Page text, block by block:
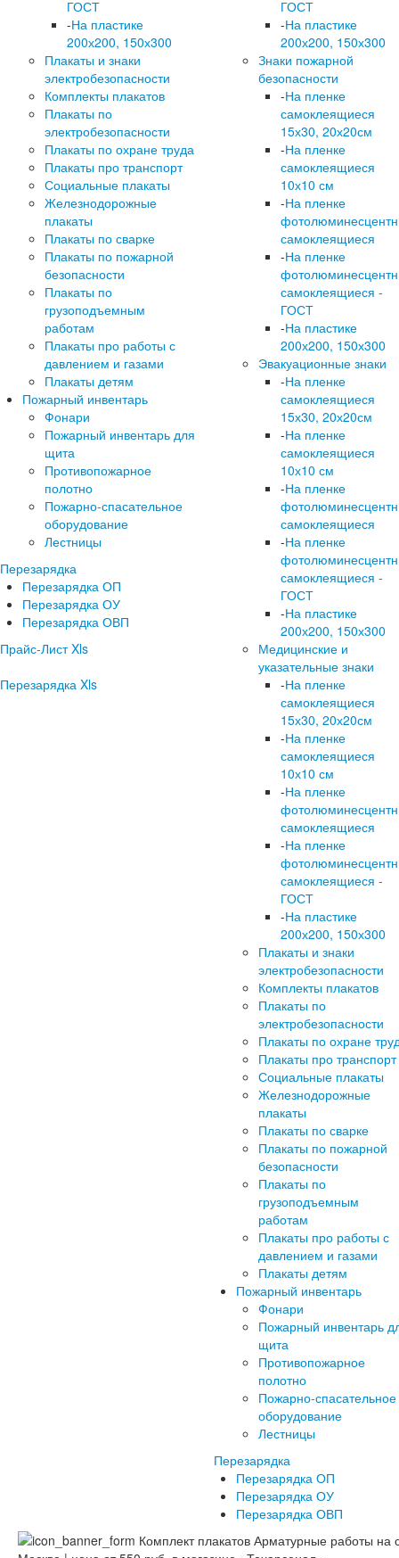
ГОСТ
-На пластике
200х200, 150х300
Плакаты и знаки
электробезопасности
Комплекты плакатов
Плакаты по
электробезопасности
Плакаты по охране труда
Плакаты про транспорт
Социальные плакаты
Железнодорожные
плакаты
Плакаты по сварке
Плакаты по пожарной
безопасности
Плакаты по
грузоподъемным
работам
Плакаты про работы с
давлением и газами
Плакаты детям
Пожарный инвентарь
Фонари
Пожарный инвентарь для
щита
Противопожарное
полотно
Пожарно-спасательное
оборудование
Лестницы
Перезарядка
Перезарядка ОП
Перезарядка ОУ
Перезарядка ОВП
Прайс-Лист Xls
Перезарядка Xls
ГОСТ
-На пластике
200х200, 150х300
Знаки пожарной
безопасности
-На пленке
самоклеящиеся
15х30, 20х20см
-На пленке
самоклеящиеся
10х10 см
-На пленке
самоклеящиеся
-На пленке
самоклеящиеся -
ГОСТ
-На пластике
200х200, 150х300
Эвакуационные знаки
-На пленке
самоклеящиеся
15х30, 20х20см
-На пленке
самоклеящиеся
10х10 см
-На пленке
самоклеящиеся
-На пленке
самоклеящиеся -
ГОСТ
-На пластике
200х200, 150х300
Медицинские и
указательные знаки
-На пленке
самоклеящиеся
15х30, 20х20см
-На пленке
самоклеящиеся
10х10 см
-На пленке
самоклеящиеся
-На пленке
самоклеящиеся -
ГОСТ
-На пластике
200х200, 150х300
Плакаты и знаки
электробезопасности
Комплекты плакатов
Плакаты по
электробезопасности
Плакаты по охране
Плакаты про транспорт
Социальные плакаты
Железнодорожные
плакаты
Плакаты по сварке
Плакаты по пожарной
безопасности
Плакаты по
грузоподъемным
работам
Плакаты про работы с
давлением и газами
Плакаты детям
Пожарный инвентарь
Фонари
Пожарный инвентарь
щита
Противопожарное
полотно
Пожарно-спасательное
оборудование
Лестницы
Перезарядка
Перезарядка ОП
Перезарядка ОУ
Перезарядка ОВП